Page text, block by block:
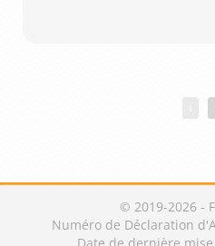
© 2019-2026 -
Numéro de Déclaration